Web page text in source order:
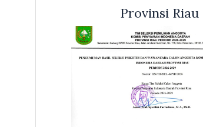
Provinsi Riau